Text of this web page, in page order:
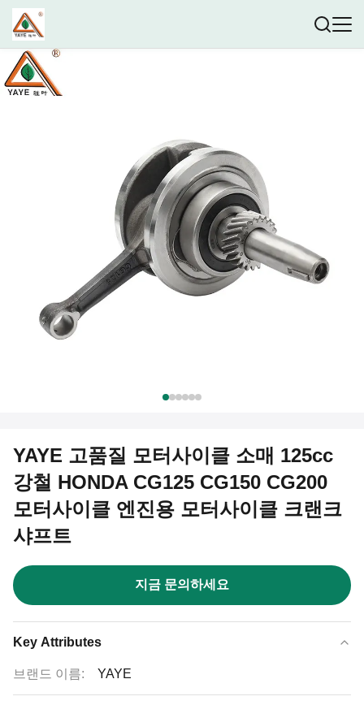
YAYE 고품질 모터사이클 소매 125cc
강철 HONDA CG125 CG150 CG200
모터사이클 엔진용 모터사이클 크랜크
샤프트
지금 문의하세요
Key Attributes
브랜드 이름: YAYE